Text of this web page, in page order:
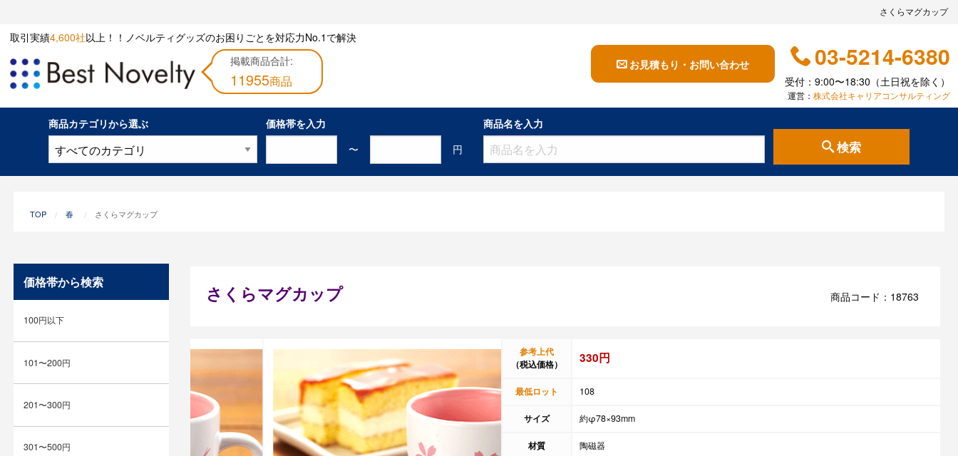
さくらマグカップ
取引実績4,600社以上！！ノベルティグッズのお困りごとを対応力No.1で解決
掲載商品合計:
11955商品
お見積もり・お問い合わせ 03-5214-6380
受付：9:00〜18:30（土日祝を除く）
運営：株式会社キャリアコンサルティング
商品カテゴリから選ぶ
価格帯を入力
〜
円
商品名を入力
検索
TOP 春 さくらマグカップ
さくらマグカップ 商品コード：18763
参考上代
（税込価格）
330円
最低ロット 108
サイズ 約φ78×93mm
材質 陶磁器
価格帯から検索
100円以下
101〜200円
201〜300円
301〜500円